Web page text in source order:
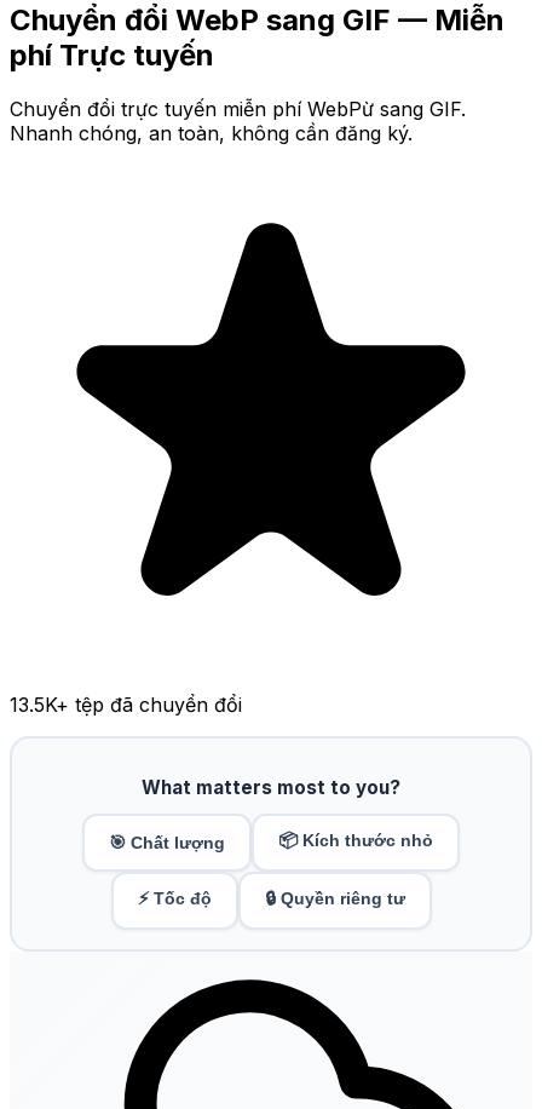
Chuyển đổi WebP sang GIF — Miễn
phí Trực tuyến
Chuyển đổi trực tuyến miễn phí WebPừ sang GIF.
Nhanh chóng, an toàn, không cần đăng ký.
13.5K+ tệp đã chuyển đổi
What matters most to you?
🎯 Chất lượng 📦 Kích thước nhỏ
⚡ Tốc độ 🔒 Quyền riêng tư